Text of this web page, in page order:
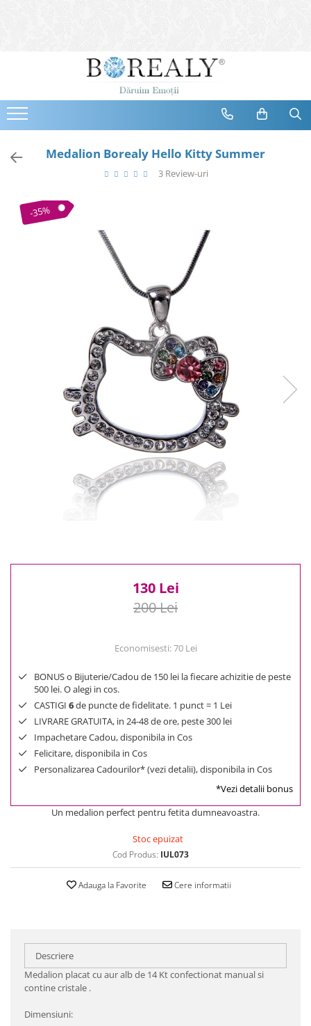
Bijuterii
Cercei
Bratari
Coliere
Tiare
Destinatari
Cele mai vandute
Cele mai votate
0 Lei - 100 Lei
300 Lei - 500 Lei
500 Lei - 1000 Lei
Medalion Borealy Hello Kitty Summer
3 Review-uri
-35%
130 Lei
200 Lei
Economisesti:70 Lei
BONUS o Bijuterie/Cadou de 150 lei la fiecare achizitie de peste
500 lei. O alegi in cos.
CASTIGI 6de puncte de fidelitate. 1 punct = 1 Lei
LIVRARE GRATUITA, in 24-48 de ore, peste 300 lei
Impachetare Cadou, disponibila in Cos
Felicitare, disponibila in Cos
Personalizarea Cadourilor* (vezi detalii), disponibila in Cos
*Vezi detalii bonus
Un medalion perfect pentru fetita dumneavoastra.
Stoc epuizat
Cod Produs: IUL073
Adauga la Favorite Cere informatii
Descriere
Medalion placat cu aur alb de 14 Kt confectionat manual si
contine cristale .
Dimensiuni: